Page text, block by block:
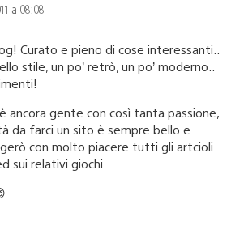
a 08:08
Curato e pieno di cose interessanti..
stile, un po’ retrò, un po’ moderno..
ancora gente con così tanta passione,
da farci un sito è sempre bello e
con molto piacere tutti gli artcioli
sui relativi giochi.